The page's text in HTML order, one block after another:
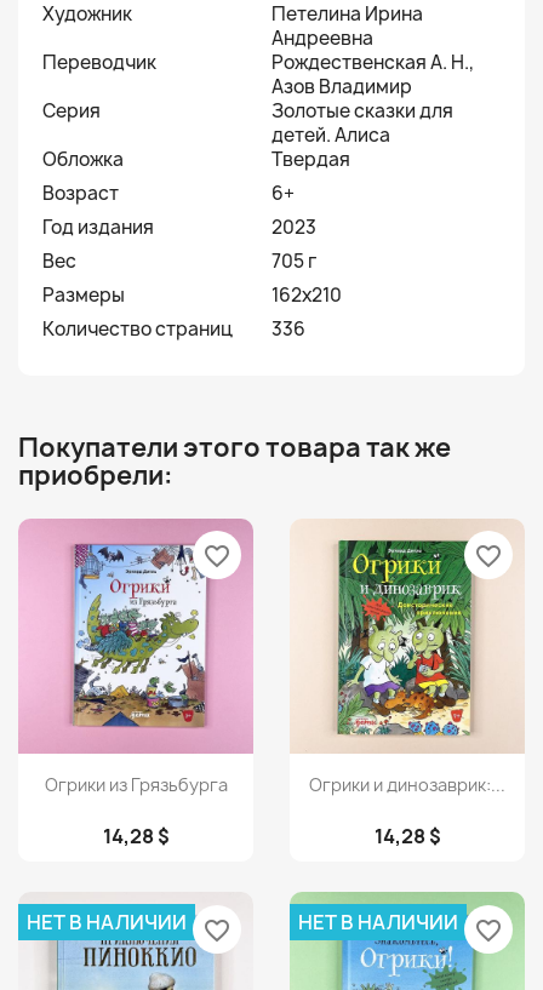
Художник
Петелина Ирина
Андреевна
Переводчик
Рождественская А. Н.,
Азов Владимир
Серия
Золотые сказки для
детей. Алиса
Обложка
Твердая
Возраст
6+
Год издания
2023
Вес
705 г
Размеры
162x210
Количество страниц
336
Покупатели этого товара так же
приобрели:
Просмотр
Огрики из Грязьбурга
14,28 $
favorite_border
Просмотр
Огрики и динозаврик:...
14,28 $
favorite_border
НЕТ В НАЛИЧИИ favorite_border НЕТ В НАЛИЧИИ favorite_border